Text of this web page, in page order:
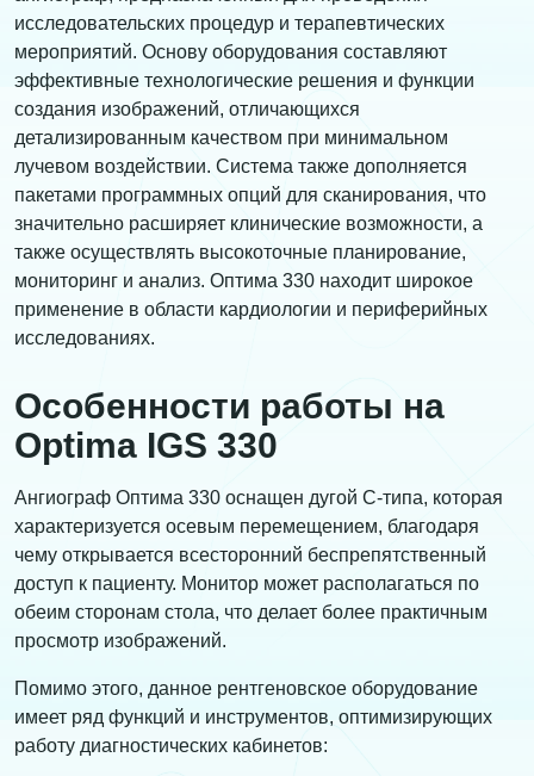
исследовательских процедур и терапевтических
мероприятий. Основу оборудования составляют
эффективные технологические решения и функции
создания изображений, отличающихся
детализированным качеством при минимальном
лучевом воздействии. Система также дополняется
пакетами программных опций для сканирования, что
значительно расширяет клинические возможности, а
также осуществлять высокоточные планирование,
мониторинг и анализ. Оптима 330 находит широкое
применение в области кардиологии и периферийных
исследованиях.
Особенности работы на
Optima IGS 330
Ангиограф Оптима 330 оснащен дугой С-типа, которая
характеризуется осевым перемещением, благодаря
чему открывается всесторонний беспрепятственный
доступ к пациенту. Монитор может располагаться по
обеим сторонам стола, что делает более практичным
просмотр изображений.
Помимо этого, данное рентгеновское оборудование
имеет ряд функций и инструментов, оптимизирующих
работу диагностических кабинетов: